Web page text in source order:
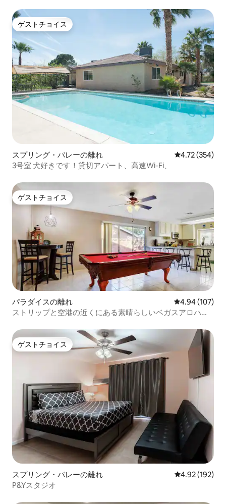
ゲストチョイス
ゲストチョイス
スプリング・バレーの離れ レビュー354
4.72 (354)
3号室 犬好きです！貸切アパート、高速Wi-Fi、
ゲストチョイス
ゲストチョイス
パラダイスの離れ レビュー107
4.94 (107)
ストリップと空港の近くにある素晴らしいベガスアロハの
ゲストチョイス
ゲストチョイス
スプリング・バレーの離れ レビュー192
4.92 (192)
P&Yスタジオ